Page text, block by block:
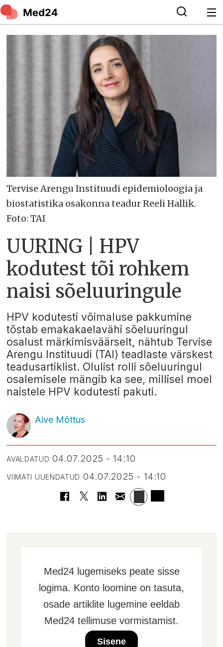
Tervise Arengu Instituudi epidemioloogia ja
biostatistika osakonna teadur Reeli Hallik.
Foto: TAI
UURING | HPV
kodutest tõi rohkem
naisi sõeluuringule
HPV kodutesti võimaluse pakkumine
tõstab emakakaelavähi sõeluuringul
osalust märkimisväärselt, nähtub Tervise
Arengu Instituudi (TAI) teadlaste värskest
teadusartiklist. Olulist rolli sõeluuringul
osalemisele mängib ka see, millisel moel
naistele HPV kodutesti pakuti.
Aive Mõttus
AVALDATUD 04.07.2025 - 14:10
VIIMATI UUENDATUD 04.07.2025 - 14:10
Med24 lugemiseks peate sisse
logima. Konto loomine on tasuta,
osade artiklite lugemine eeldab
Med24 tellimuse vormistamist.
Sisene